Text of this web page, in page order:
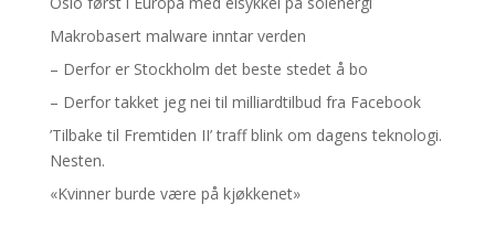
Makrobasert malware inntar verden
– Derfor er Stockholm det beste stedet å bo
– Derfor takket jeg nei til milliardtilbud fra Facebook
’Tilbake til Fremtiden II’ traff blink om dagens teknologi.
Nesten.
«Kvinner burde være på kjøkkenet»